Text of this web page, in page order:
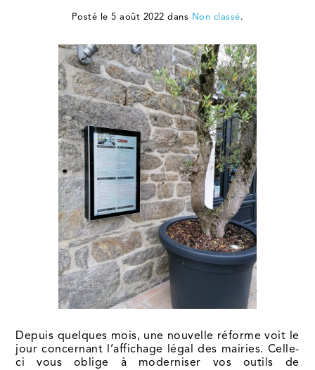
Posté le 5 août 2022 dans Non classé.
Depuis quelques mois, une nouvelle réforme voit le
jour concernant l’affichage légal des mairies. Celle-
ci vous oblige à moderniser vos outils de